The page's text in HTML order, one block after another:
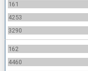
161
4253
3290
162
4460